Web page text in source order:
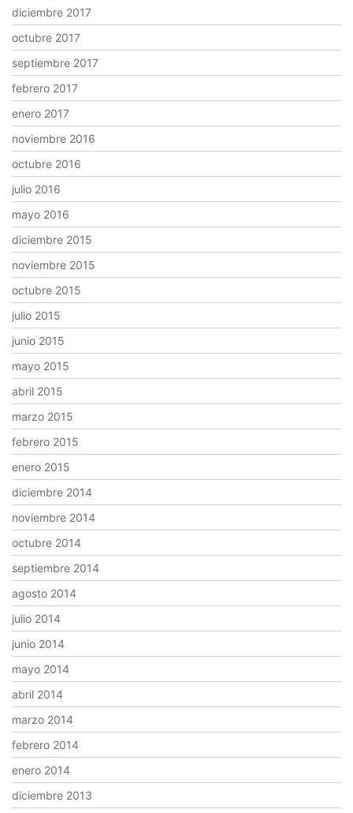
diciembre 2017
octubre 2017
septiembre 2017
febrero 2017
enero 2017
noviembre 2016
octubre 2016
julio 2016
mayo 2016
diciembre 2015
noviembre 2015
octubre 2015
julio 2015
junio 2015
mayo 2015
abril 2015
marzo 2015
febrero 2015
enero 2015
diciembre 2014
noviembre 2014
octubre 2014
septiembre 2014
agosto 2014
julio 2014
junio 2014
mayo 2014
abril 2014
marzo 2014
febrero 2014
enero 2014
diciembre 2013